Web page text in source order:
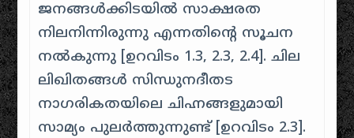
ജനങ്ങൾക്കിടയിൽ സാക്ഷരത
നിലനിന്നിരുന്നു എന്നതിന്റെ സൂചന
നൽകുന്നു [ ഉറവിടം 1.3, 2.3, 2.4]. ചില
ലിഖിതങ്ങൾ സിന്ധുനദീതട
നാഗരികതയിലെ ചിഹ്നങ്ങളുമായി
സാമ്യം പുലർത്തുന്നുണ്ട് [ ഉറവിടം 2.3 ].